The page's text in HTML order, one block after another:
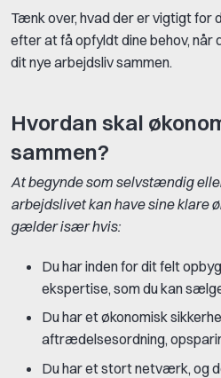
Tænk over, hvad der er vigtigt for
efter at få opfyldt dine behov, når
dit nye arbejdsliv sammen.
Hvordan skal
sammen?
At begynde som selvstændig
arbejdslivet kan have sine klare
gælder især hvis:
Du har inden for dit felt
ekspertise, som du kan
Du har et økonomisk
aftrædelsesordning,
Du har et stort netværk, og